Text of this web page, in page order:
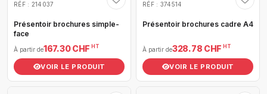
RÉF : 214037
Présentoir brochures simple-
face
À partir de167.30 CHF HT
VOIR LE PRODUIT
RÉF : 374514
Présentoir brochures cadre A4
À partir de328.78 CHF HT
VOIR LE PRODUIT